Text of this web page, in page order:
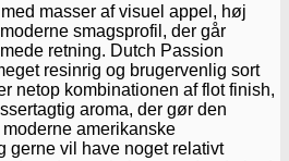
masser af visuel appel, høj
smagsprofil, der går
retning. Dutch Passion
resinrig og brugervenlig sort
netop kombinationen af flot finish,
aroma, der gør den
amerikanske
gerne vil have noget relativt